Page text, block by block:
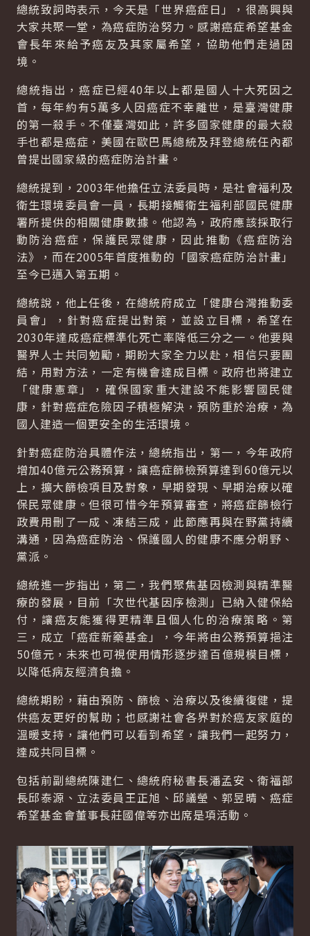
總統致詞時表示，今天是「世界癌症日」，很高興與
大家共聚一堂，為癌症防治努力。感謝癌症希望基金
會長年來給予癌友及其家屬希望，協助他們走過困
境。
總統指出，癌症已經40年以上都是國人十大死因之
首，每年約有5萬多人因癌症不幸離世，是臺灣健康
的第一殺手。不僅臺灣如此，許多國家健康的最大殺
手也都是癌症，美國在歐巴馬總統及拜登總統任內都
曾提出國家級的癌症防治計畫。
總統提到，2003年他擔任立法委員時，是社會福利及
衛生環境委員會一員，長期接觸衛生福利部國民健康
署所提供的相關健康數據。他認為，政府應該採取行
動防治癌症，保護民眾健康，因此推動《癌症防治
法》，而在2005年首度推動的「國家癌症防治計畫」
至今已邁入第五期。
總統說，他上任後，在總統府成立「健康台灣推動委
員會」，針對癌症提出對策，並設立目標，希望在
2030年達成癌症標準化死亡率降低三分之一。他要與
醫界人士共同勉勵，期盼大家全力以赴，相信只要團
結，用對方法，一定有機會達成目標。政府也將建立
「健康憲章」，確保國家重大建設不能影響國民健
康，針對癌症危險因子積極解決，預防重於治療，為
國人建造一個更安全的生活環境。
針對癌症防治具體作法，總統指出，第一，今年政府
增加40億元公務預算，讓癌症篩檢預算達到60億元以
上，擴大篩檢項目及對象，早期發現、早期治療以確
保民眾健康。但很可惜今年預算審查，將癌症篩檢行
政費用刪了一成、凍結三成，此節應再與在野黨持續
溝通，因為癌症防治、保護國人的健康不應分朝野、
黨派。
總統進一步指出，第二，我們聚焦基因檢測與精準醫
療的發展，目前「次世代基因序檢測」已納入健保給
付，讓癌友能獲得更精準且個人化的治療策略。第
三，成立「癌症新藥基金」，今年將由公務預算挹注
50億元，未來也可視使用情形逐步達百億規模目標，
以降低病友經濟負擔。
總統期盼，藉由預防、篩檢、治療以及後續復健，提
供癌友更好的幫助；也感謝社會各界對於癌友家庭的
溫暖支持，讓他們可以看到希望，讓我們一起努力，
達成共同目標。
包括前副總統陳建仁、總統府秘書長潘孟安、衛福部
長邱泰源、立法委員王正旭、邱議瑩、郭昱晴、癌症
希望基金會董事長莊國偉等亦出席是項活動。